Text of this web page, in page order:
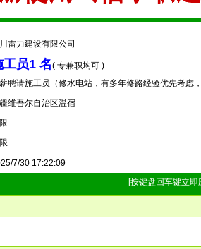
雷力建设有限公司
工员1 名( 专兼职均可 )
聘请施工员（修水电站，有多年修路经验优先考虑
维吾尔自治区温宿
7/30 17:22:09
[按键盘回车键立即